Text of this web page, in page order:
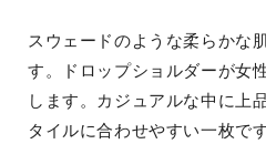
スウェードのような柔らかな
す。ドロップショルダーが女
します。カジュアルな中に上
タイルに合わせやすい一枚です